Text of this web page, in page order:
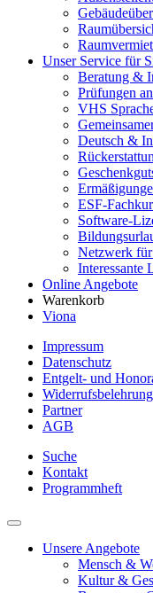
Unser Service für
Beratung &
Prüfungen
VHS
Deutsch &
ESF-
Software-
Netzwerk
Interessante
Online Angebote
Warenkorb
Viona
Impressum
Datenschutz
Entgelt- und
Widerrufsbelehrung
Partner
AGB
Suche
Kontakt
Programmheft
Unsere Angebote
Mensch &
Kultur &